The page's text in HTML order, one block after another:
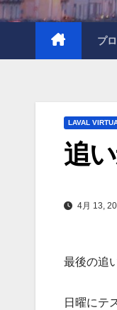
プ
LAVAL
追
4月 13,
最後の追
日曜にテ